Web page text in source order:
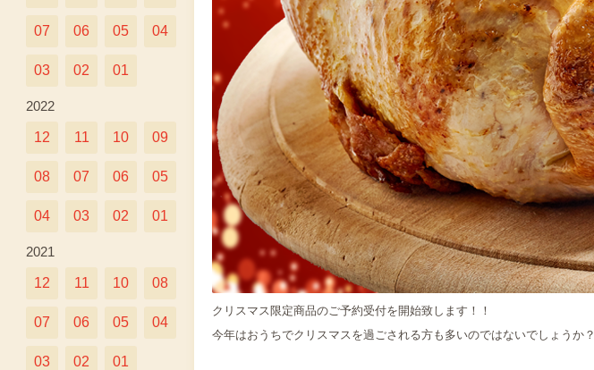
クリスマス限定商品のご予約受付を開始致します！！
今年はおうちでクリスマスを過ごされる方も多いのではないでしょうか？
07 06 05 04
03 02 01
2022
12 11 10 09
08 07 06 05
04 03 02 01
2021
12 11 10 08
07 06 05 04
03 02 01